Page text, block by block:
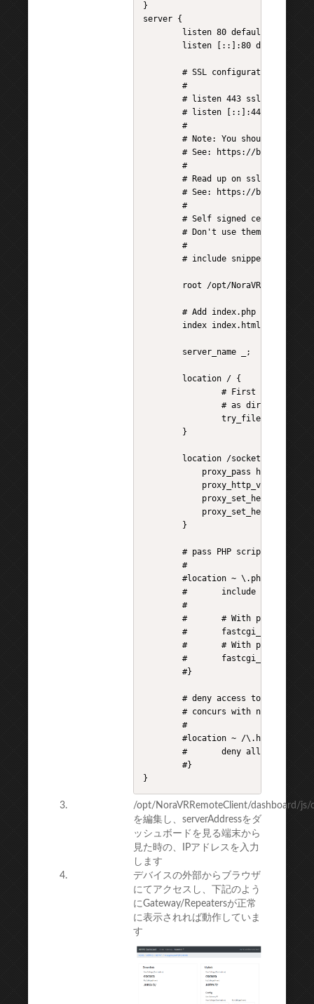
}
server {
        listen 80 default_server;
listen [::]:80
        # SSL configuration
        #
# listen 443 ssl
# listen [::]:443 ssl
        #
# Note: You should disable
# See: https://
        #
# Read up on ssl_ciphers
# See: https://
        #
# Self signed certs
# Don't use them in a
        #
# include snippets/
root /opt/
# Add index.php to the
index index.html
        server_name _;
        location / {
# First attempt
# as directory,
try_files $uri
        }
        location /socket.io/ {
proxy_pass http://
            proxy_http_version 1.1;
proxy_set_header
proxy_set_header
        }
# pass PHP scripts to
        #
        #location ~ \.php$ {
#       include snippets/
        #
#       # With php-fpm (or
#       fastcgi_pass
#       # With php-cgi (or
#       fastcgi_pass
        #}
# deny access to
        # concurs with nginx's one
        #
        #location ~ /\.ht {
        #       deny all;
        #}
}​​
/opt/NoraVRRemoteClient/dashboard/js/
を編集し、serverAddressをダ
ッシュボードを見る端末から
見た時の、IPアドレスを入力
します
デバイスの外部からブラウザ
にてアクセスし、下記のよう
にGateway/Repeatersが正常
に表示されれば動作していま
す